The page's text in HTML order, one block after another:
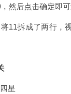
然后点击确定即可
11拆成了两行，
星